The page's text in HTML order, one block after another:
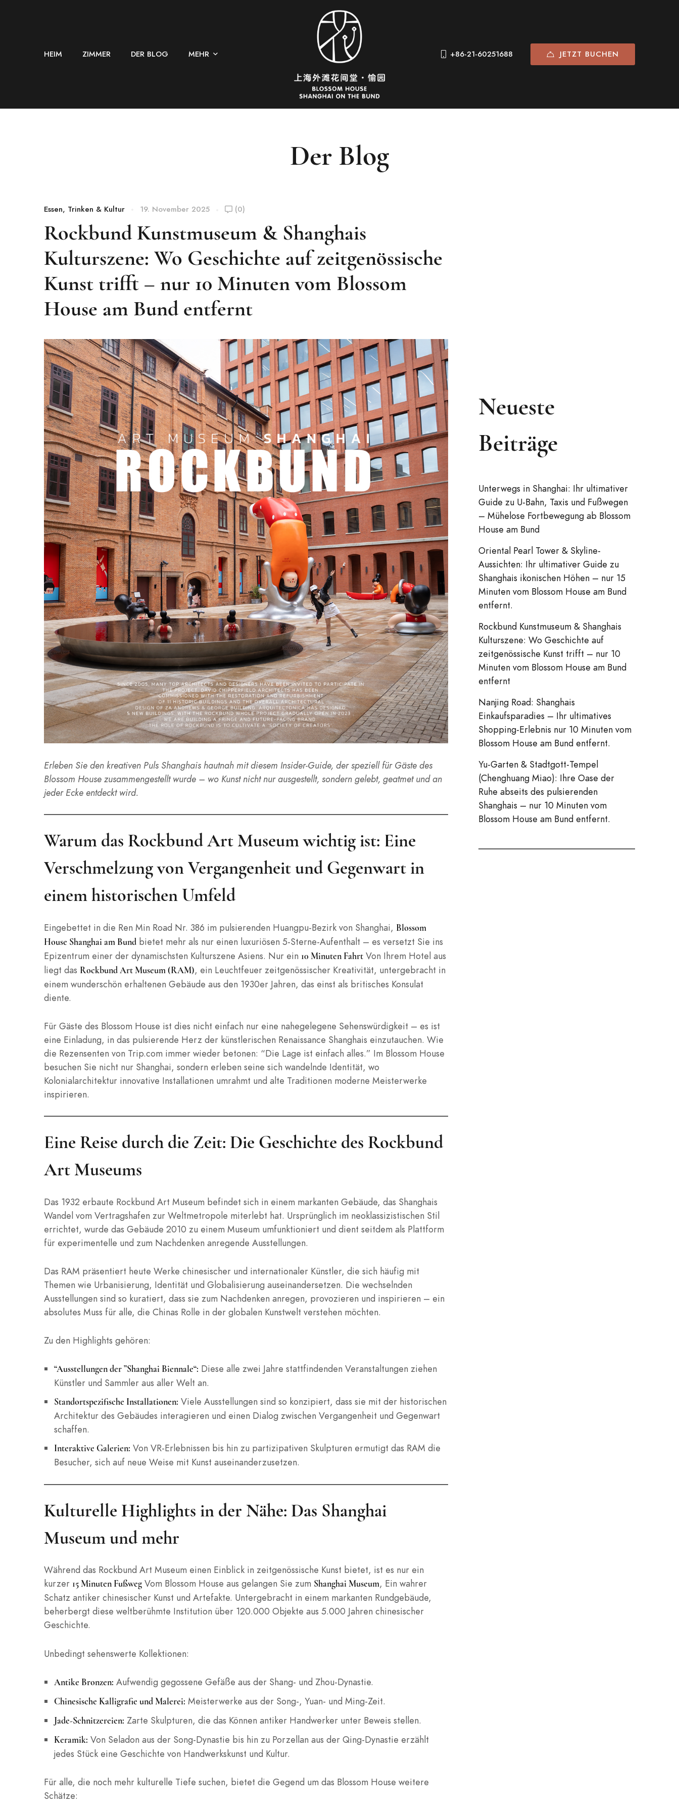
HEIM ZIMMER DER BLOG MEHR +86-21-60251688 JETZT BUCHEN
Der Blog
Essen, Trinken & Kultur 19. November 2025 (0)
Rockbund Kunstmuseum & Shanghais
Kulturszene: Wo Geschichte auf zeitgenössische
Kunst trifft – nur 10 Minuten vom Blossom
House am Bund entfernt
Erleben Sie den kreativen Puls Shanghais hautnah mit diesem Insider-Guide, der speziell für Gäste des
Blossom House zusammengestellt wurde – wo Kunst nicht nur ausgestellt, sondern gelebt, geatmet und an
jeder Ecke entdeckt wird.
Warum das Rockbund Art Museum wichtig ist: Eine
Verschmelzung von Vergangenheit und Gegenwart in
einem historischen Umfeld
Eingebettet in die Ren Min Road Nr. 386 im pulsierenden Huangpu-Bezirk von Shanghai, Blossom
House Shanghai am Bund bietet mehr als nur einen luxuriösen 5-Sterne-Aufenthalt – es versetzt Sie ins
Epizentrum einer der dynamischsten Kulturszene Asiens. Nur ein 10 Minuten Fahrt Von Ihrem Hotel aus
liegt das Rockbund Art Museum (RAM), ein Leuchtfeuer zeitgenössischer Kreativität, untergebracht in
einem wunderschön erhaltenen Gebäude aus den 1930er Jahren, das einst als britisches Konsulat
diente.
Für Gäste des Blossom House ist dies nicht einfach nur eine nahegelegene Sehenswürdigkeit – es ist
eine Einladung, in das pulsierende Herz der künstlerischen Renaissance Shanghais einzutauchen. Wie
die Rezensenten von Trip.com immer wieder betonen: “Die Lage ist einfach alles.” Im Blossom House
besuchen Sie nicht nur Shanghai, sondern erleben seine sich wandelnde Identität, wo
Kolonialarchitektur innovative Installationen umrahmt und alte Traditionen moderne Meisterwerke
inspirieren.
Eine Reise durch die Zeit: Die Geschichte des Rockbund
Art Museums
Das 1932 erbaute Rockbund Art Museum befindet sich in einem markanten Gebäude, das Shanghais
Wandel vom Vertragshafen zur Weltmetropole miterlebt hat. Ursprünglich im neoklassizistischen Stil
errichtet, wurde das Gebäude 2010 zu einem Museum umfunktioniert und dient seitdem als Plattform
für experimentelle und zum Nachdenken anregende Ausstellungen.
Das RAM präsentiert heute Werke chinesischer und internationaler Künstler, die sich häufig mit
Themen wie Urbanisierung, Identität und Globalisierung auseinandersetzen. Die wechselnden
Ausstellungen sind so kuratiert, dass sie zum Nachdenken anregen, provozieren und inspirieren – ein
absolutes Muss für alle, die Chinas Rolle in der globalen Kunstwelt verstehen möchten.
Zu den Highlights gehören:
“Ausstellungen der ”Shanghai Biennale“: Diese alle zwei Jahre stattfindenden Veranstaltungen ziehen
Künstler und Sammler aus aller Welt an.
Standortspezifische Installationen: Viele Ausstellungen sind so konzipiert, dass sie mit der historischen
Architektur des Gebäudes interagieren und einen Dialog zwischen Vergangenheit und Gegenwart
schaffen.
Interaktive Galerien: Von VR-Erlebnissen bis hin zu partizipativen Skulpturen ermutigt das RAM die
Besucher, sich auf neue Weise mit Kunst auseinanderzusetzen.
Kulturelle Highlights in der Nähe: Das Shanghai
Museum und mehr
Während das Rockbund Art Museum einen Einblick in zeitgenössische Kunst bietet, ist es nur ein
kurzer 15 Minuten Fußweg Vom Blossom House aus gelangen Sie zum Shanghai Museum, Ein wahrer
Schatz antiker chinesischer Kunst und Artefakte. Untergebracht in einem markanten Rundgebäude,
beherbergt diese weltberühmte Institution über 120.000 Objekte aus 5.000 Jahren chinesischer
Geschichte.
Unbedingt sehenswerte Kollektionen:
Antike Bronzen: Aufwendig gegossene Gefäße aus der Shang- und Zhou-Dynastie.
Chinesische Kalligrafie und Malerei: Meisterwerke aus der Song-, Yuan- und Ming-Zeit.
Jade-Schnitzereien: Zarte Skulpturen, die das Können antiker Handwerker unter Beweis stellen.
Keramik: Von Seladon aus der Song-Dynastie bis hin zu Porzellan aus der Qing-Dynastie erzählt
jedes Stück eine Geschichte von Handwerkskunst und Kultur.
Für alle, die noch mehr kulturelle Tiefe suchen, bietet die Gegend um das Blossom House weitere
Schätze:
Neueste
Beiträge
Unterwegs in Shanghai: Ihr ultimativer
Guide zu U-Bahn, Taxis und Fußwegen
– Mühelose Fortbewegung ab Blossom
House am Bund
Oriental Pearl Tower & Skyline-
Aussichten: Ihr ultimativer Guide zu
Shanghais ikonischen Höhen – nur 15
Minuten vom Blossom House am Bund
entfernt.
Rockbund Kunstmuseum & Shanghais
Kulturszene: Wo Geschichte auf
zeitgenössische Kunst trifft – nur 10
Minuten vom Blossom House am Bund
entfernt
Nanjing Road: Shanghais
Einkaufsparadies – Ihr ultimatives
Shopping-Erlebnis nur 10 Minuten vom
Blossom House am Bund entfernt.
Yu-Garten & Stadtgott-Tempel
(Chenghuang Miao): Ihre Oase der
Ruhe abseits des pulsierenden
Shanghais – nur 10 Minuten vom
Blossom House am Bund entfernt.